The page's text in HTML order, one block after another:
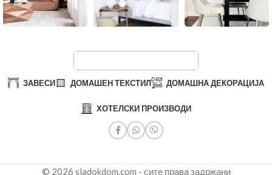
ЗАВЕСИ ДОМАШЕН ТЕКСТИЛ ДОМАШНА ДЕКОРАЦИЈА
ХОТЕЛСКИ ПРОИЗВОДИ
© 2026 sladokdom.com - сите права задржани